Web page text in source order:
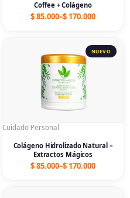
Coffee + Colágeno
$85.000–$ 170.000
Cuidado Personal
Colágeno Hidrolizado Natural –
Extractos Mágicos
$85.000–$ 170.000
range:
$ 85.000
through
$ 170.000